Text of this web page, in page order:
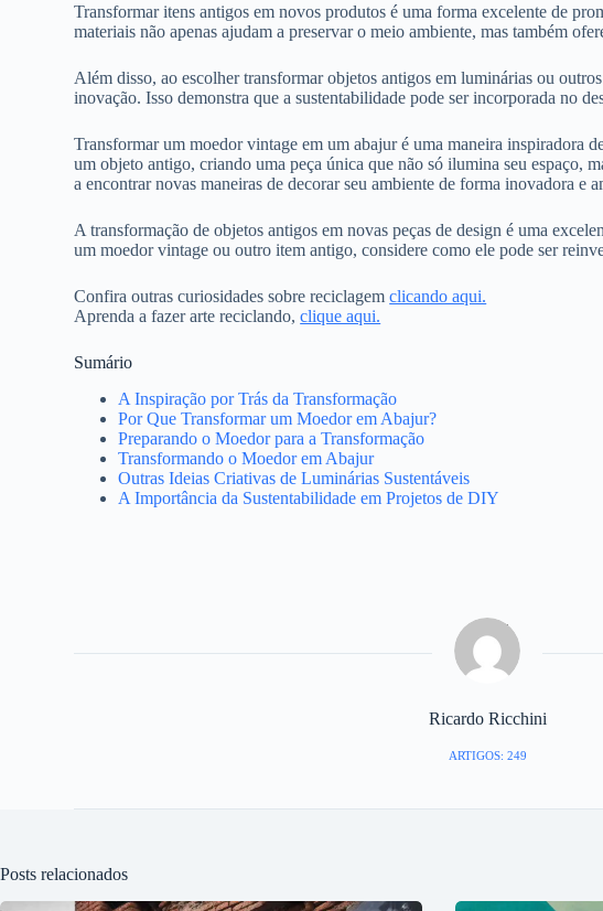
Transformar itens antigos em novos produtos é uma forma excelente de
materiais não apenas ajudam a preservar o meio ambiente, mas também
Além disso, ao escolher transformar objetos antigos em luminárias ou
inovação. Isso demonstra que a sustentabilidade pode ser incorporada no
Transformar um moedor vintage em um abajur é uma maneira inspiradora
um objeto antigo, criando uma peça única que não só ilumina seu espaço,
a encontrar novas maneiras de decorar seu ambiente de forma inovadora e
A transformação de objetos antigos em novas peças de design é uma
um moedor vintage ou outro item antigo, considere como ele pode ser
Confira outras curiosidades sobre reciclagemclicando aqui.
Aprenda a fazer arte reciclando,clique aqui.
Sumário
A Inspiração por Trás da Transformação
Por Que Transformar um Moedor em Abajur?
Preparando o Moedor para a Transformação
Transformando o Moedor em Abajur
Outras Ideias Criativas de Luminárias Sustentáveis
A Importância da Sustentabilidade em Projetos de DIY
Ricardo Ricchini
ARTIGOS: 249
Posts relacionados